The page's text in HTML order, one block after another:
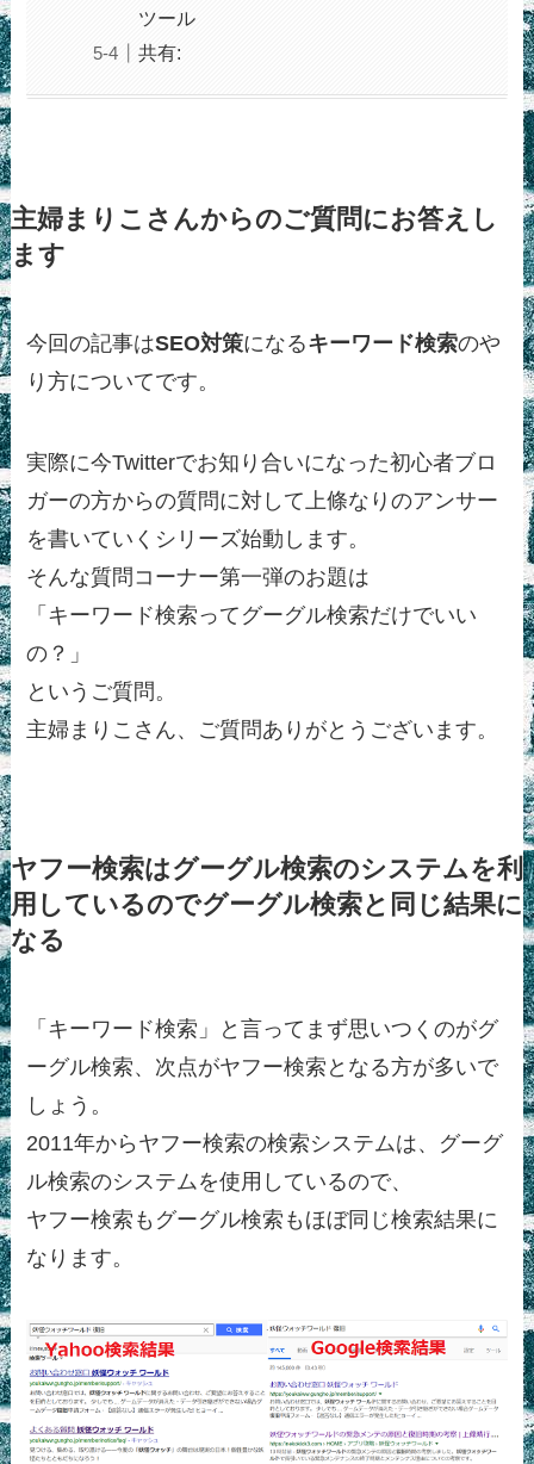
ツール
共有:
主婦まりこさんからのご質問にお答えし
ます
今回の記事はSEO対策になるキーワード検索のや
り方についてです。
実際に今Twitterでお知り合いになった初心者ブロ
ガーの方からの質問に対して上條なりのアンサー
を書いていくシリーズ始動します。
そんな質問コーナー第一弾のお題は
「キーワード検索ってグーグル検索だけでいい
の？」
というご質問。
主婦まりこさん、ご質問ありがとうございます。
ヤフー検索はグーグル検索のシステムを利
用しているのでグーグル検索と同じ結果に
なる
「キーワード検索」と言ってまず思いつくのがグ
ーグル検索、次点がヤフー検索となる方が多いで
しょう。
2011年からヤフー検索の検索システムは、グーグ
ル検索のシステムを使用しているので、
ヤフー検索もグーグル検索もほぼ同じ検索結果に
なります。